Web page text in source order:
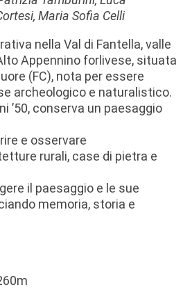
Maria Sofia Celli
nella Val di Fantella, valle
Appennino forlivese, situata
(FC), nota per essere
archeologico e naturalistico.
’50, conserva un paesaggio
e osservare
rurali, case di pietra e
il paesaggio e le sue
memoria, storia e